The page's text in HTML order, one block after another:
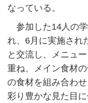
なっている。
参加した14人の
れ、6月に実施され
と交流し、メニュ
重ね、メイン食材
の食材を組み合わ
彩り豊かな見た目